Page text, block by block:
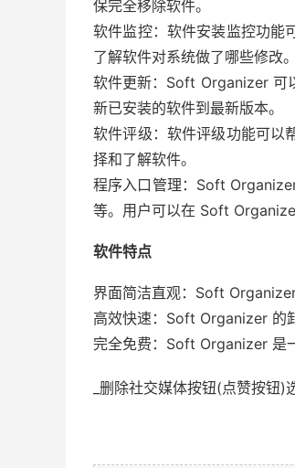
保完全移除软件。
软件监控：软件安装监控功能
了解软件对系统做了哪些修改。
软件更新：Soft Organizer 可
新已安装的软件到最新版本。
软件评级：软件评级功能可以
择和了解软件。
程序入口管理：Soft
等。用户可以在 Soft
软件特点
界面简洁直观：Soft
高效快速：Soft Organizer 的
完全免费：Soft Organizer 是
_删除社交媒体按钮(点赞按钮)